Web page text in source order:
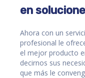
en
Ahora con un
profesional le
el mejor producto
decirnos sus
que más le